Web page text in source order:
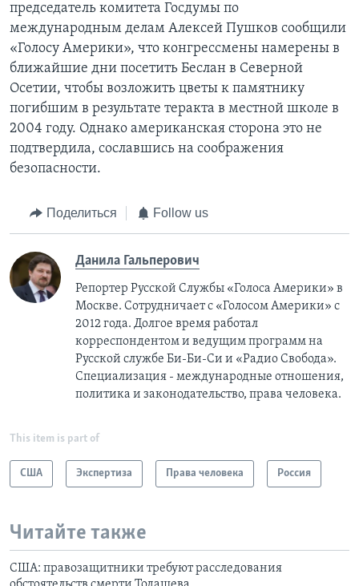
председатель комитета Госдумы по
международным делам Алексей Пушков сообщили
«Голосу Америки», что конгрессмены намерены в
ближайшие дни посетить Беслан в Северной
Осетии, чтобы возложить цветы к памятнику
погибшим в результате теракта в местной школе в
2004 году. Однако американская сторона это не
подтвердила, сославшись на соображения
безопасности.
Поделиться Follow us
Данила Гальперович
Репортер Русской Службы «Голоса Америки» в
Москве. Сотрудничает с «Голосом Америки» с
2012 года. Долгое время работал
корреспондентом и ведущим программ на
Русской службе Би-Би-Си и «Радио Свобода».
Специализация - международные отношения,
политика и законодательство, права человека.
This item is part of
США Экспертиза Права человека Россия
Читайте также
США: правозащитники требуют расследования